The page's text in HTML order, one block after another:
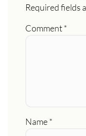
Required fields
Comment*
Name*